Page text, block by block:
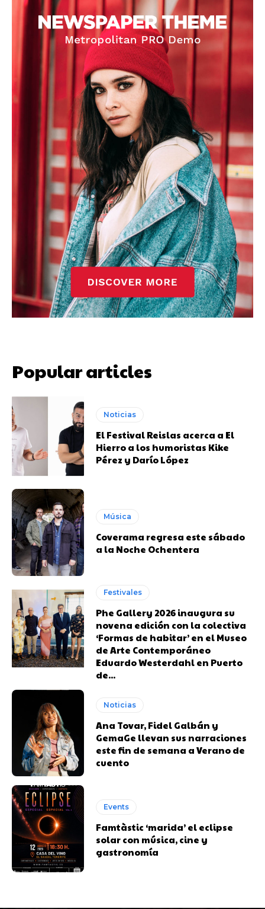
Popular articles
Noticias
El Festival Reislas acerca a El
Hierro a los humoristas Kike
Pérez y Darío López
Música
Coverama regresa este sábado
a la Noche Ochentera
Festivales
Phe Gallery 2026 inaugura su
novena edición con la colectiva
‘Formas de habitar’ en el Museo
de Arte Contemporáneo
Eduardo Westerdahl en Puerto
de...
Noticias
Ana Tovar, Fidel Galbán y
GemaGe llevan sus narraciones
este fin de semana a Verano de
cuento
Events
Famtàstic ‘marida’ el eclipse
solar con música, cine y
gastronomía